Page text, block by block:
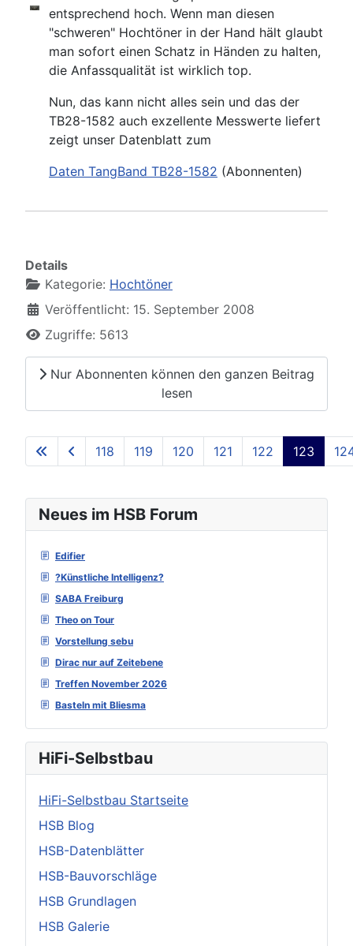
Neues im HSB Forum
Edifier
?Künstliche Intelligenz?
SABA Freiburg
Theo on Tour
Vorstellung sebu
Dirac nur auf Zeitebene
Treffen November 2026
Basteln mit Bliesma
HiFi-Selbstbau
HiFi-Selbstbau Startseite
HSB Blog
HSB-Datenblätter
HSB-Bauvorschläge
HSB Grundlagen
HSB Galerie
entsprechend hoch. Wenn man diesen
"schweren" Hochtöner in der Hand hält glaubt
man sofort einen Schatz in Händen zu halten,
die Anfassqualität ist wirklich top.
Nun, das kann nicht alles sein und das der
TB28-1582 auch exzellente Messwerte liefert
zeigt unser Datenblatt zum
Daten TangBand TB28-1582 (Abonnenten)
Details
Kategorie: Hochtöner
Veröffentlicht: 15. September 2008
Zugriffe: 5613
Nur Abonnenten können den ganzen Beitrag
lesen
Seite 123 von 129
118 119 120 121 122 123